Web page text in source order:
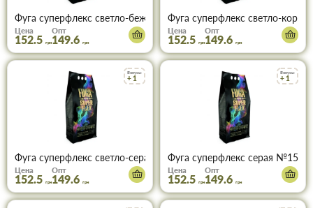
Фуга суперфлекс светло-бежевый №04 (2 кг)
Цена
152.5 грн
Опт
149.6 грн
Фуга суперфлекс светло-
Цена
152.5 грн
Опт
149.6 грн
Бонусы
+ 1
Фуга суперфлекс светло-серая №14 (2 кг)
Цена
152.5 грн
Опт
149.6 грн
Бонусы
+ 1
Фуга суперфлекс серая №15 (2
Цена
152.5 грн
Опт
149.6 грн